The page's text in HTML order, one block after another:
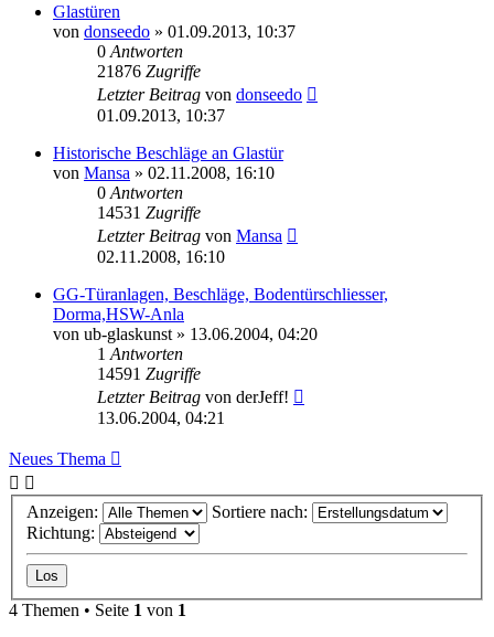
Glastüren
von donseedo » 01.09.2013, 10:37
0 Antworten
21876 Zugriffe
Letzter Beitrag von donseedo
01.09.2013, 10:37
Historische Beschläge an Glastür
von Mansa » 02.11.2008, 16:10
0 Antworten
14531 Zugriffe
Letzter Beitrag von Mansa
02.11.2008, 16:10
GG-Türanlagen, Beschläge, Bodentürschliesser,
Dorma,HSW-Anla
von ub-glaskunst » 13.06.2004, 04:20
1 Antworten
14591 Zugriffe
Letzter Beitrag von derJeff!
13.06.2004, 04:21
Neues Thema
Anzeigen:
Sortiere nach:
Richtung:
4 Themen • Seite 1 von 1